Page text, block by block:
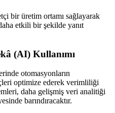
bir üretim ortamı sağlayarak
etkili bir şekilde yanıt
(AI) Kullanımı
otomasyonların
optimize ederek verimliliği
daha gelişmiş veri analitiği
barındıracaktır.